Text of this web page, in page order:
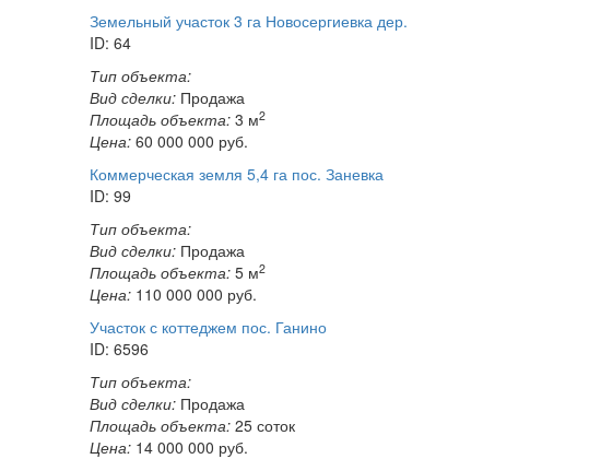
Земельный участок 3 га Новосергиевка дер.
ID: 64
Тип объекта:
Вид сделки: Продажа
Площадь объекта: 3 м2
Цена: 60 000 000 руб.
Коммерческая земля 5,4 га пос. Заневка
ID: 99
Тип объекта:
Вид сделки: Продажа
Площадь объекта: 5 м2
Цена: 110 000 000 руб.
Участок с коттеджем пос. Ганино
ID: 6596
Тип объекта:
Вид сделки: Продажа
Площадь объекта: 25 соток
Цена: 14 000 000 руб.